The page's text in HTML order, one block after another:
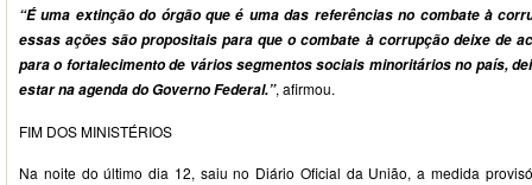
“É uma extinção do órgão que é uma das referências no combate à
essas ações são propositais para que o combate à corrupção deixe de
para o fortalecimento de vários segmentos sociais minoritários no país,
estar na agenda do Governo Federal.”, afirmou.
FIM DOS MINISTÉRIOS
Na noite do último dia 12, saiu no Diário Oficial da União, a medida